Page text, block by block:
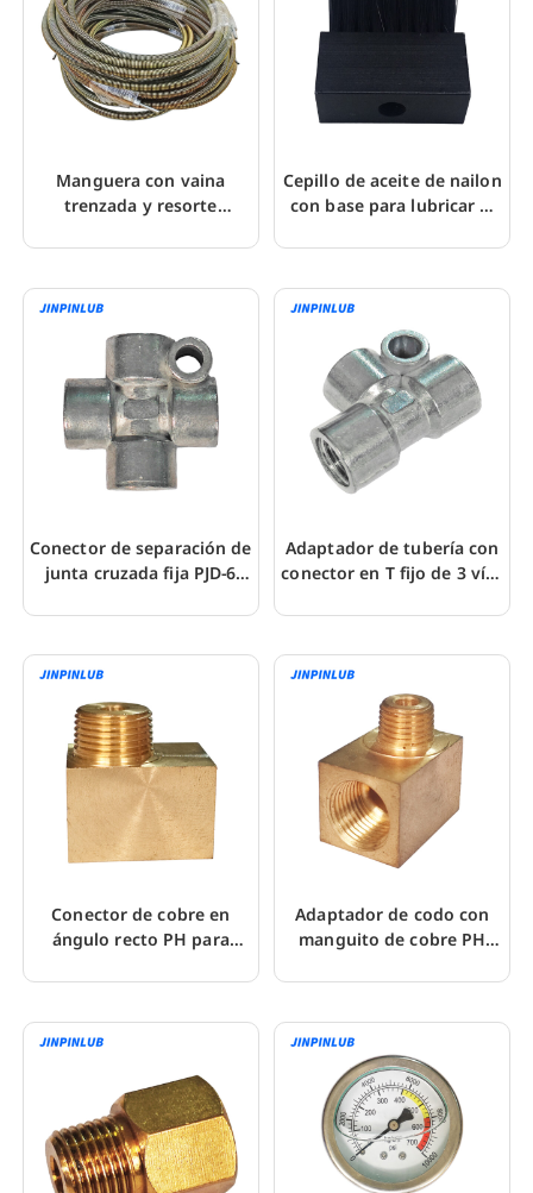
Manguera con vaina
trenzada y resorte
de lubricación
Cepillo de aceite de nailon
con base para lubricar el
Conector de separación de
junta cruzada fija PJD-6
Adaptador de tubería con
conector en T fijo de 3 vías
Conector de cobre en
ángulo recto PH para
lubricación
Adaptador de codo con
manguito de cobre PH
lubricante